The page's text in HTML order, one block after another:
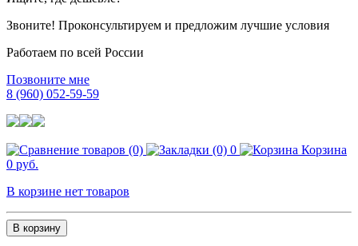
Звоните! Проконсультируем и предложим лучшие условия
Работаем по всей России
Позвоните мне
8 (960) 052-59-59
0
Корзина
0 руб.
В корзине нет товаров
В корзину